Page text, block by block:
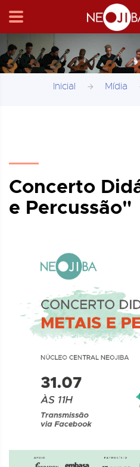
Inicial Mídia
Concerto
e Percussão"